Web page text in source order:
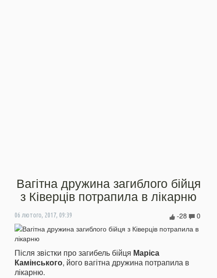
Вагітна дружина загиблого бійця
з Ківерців потрапила в лікарню
06 лютого, 2017, 09:39 0
-28
Після звістки про загибель бійця Маріса
Камінського, його вагітна дружина потрапила в
лікарню.